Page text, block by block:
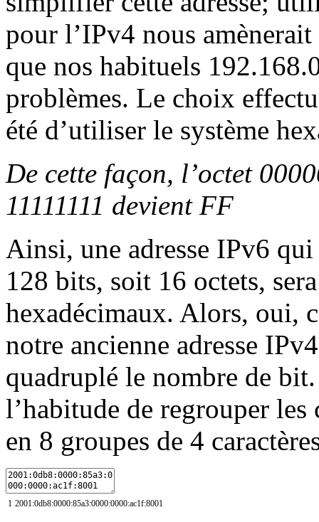
pour l’IPv4 nous
que nos habituels
problèmes. Le choix
été d’utiliser le système
De cette façon, l’octet
11111111 devient FF
Ainsi, une adresse IPv6
128 bits, soit 16 octets,
hexadécimaux. Alors, oui,
notre ancienne adresse
quadruplé le nombre de
l’habitude de regrouper les
en 8 groupes de 4
1 2001 :0db8:0000:85a3:0000:0000:ac1f:8001